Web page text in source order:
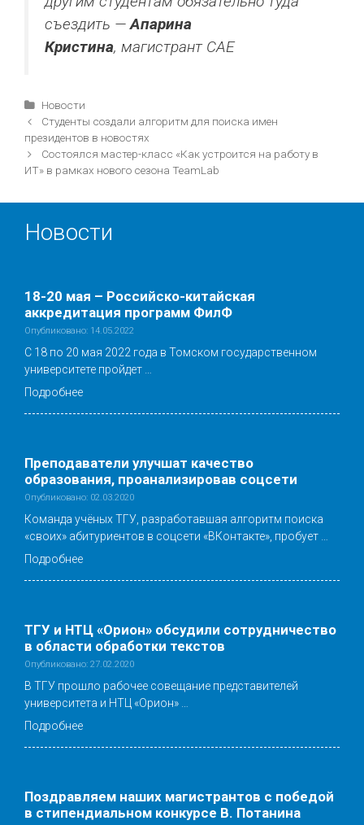
съездить —Апарина
Кристина, магистрант САЕ
Рубрики
Новости
Навигация
записи
Студенты создали алгоритм для поиска имен
президентов в новостях
Состоялся мастер-класс «Как устроится на работу в
ИТ» в рамках нового сезона TeamLab
Новости
18-20 мая – Российско-китайская
аккредитация программ ФилФ
Опубликовано: 14.05.2022
С 18 по 20 мая 2022 года в Томском государственном
университете пройдет …
Подробнее
Преподаватели улучшат качество
образования, проанализировав соцсети
Опубликовано: 02.03.2020
Команда учёных ТГУ, разработавшая алгоритм поиска
«своих» абитуриентов в соцсети «ВКонтакте», пробует …
Подробнее
ТГУ и НТЦ «Орион» обсудили сотрудничество
в области обработки текстов
Опубликовано: 27.02.2020
В ТГУ прошло рабочее совещание представителей
университета и НТЦ «Орион» …
Подробнее
Поздравляем наших магистрантов с победой
в стипендиальном конкурсе В. Потанина